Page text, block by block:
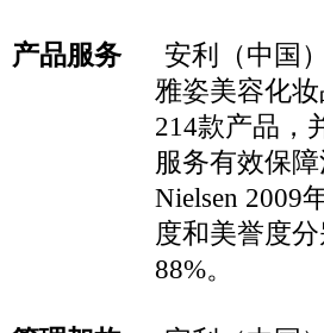
产品服务
安利（中国
雅姿美容化
214款产品，
服务有效保
Nielsen 2009
度和美誉度分
88%。